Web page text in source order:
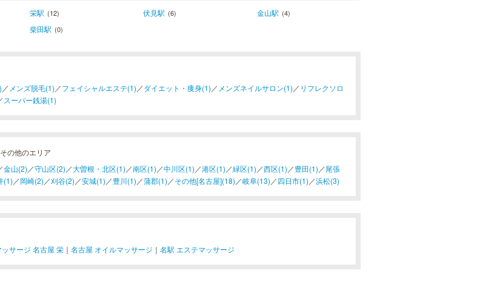
栄駅 (12) 伏見駅 (6) 金山駅 (4)
柴田駅 (0)
／ メンズ脱毛(1) ／フェイシャルエステ(1) ／ダイエット・痩身(1) ／ メンズネイルサロン(1) ／ リフレクソロ
スーパー銭湯(1)
の他のエリア
金山(2) ／守山区(2) ／大曽根・北区(1) ／南区(1) ／中川区(1) ／港区(1) ／緑区(1) ／西区(1) ／豊田(1) ／尾張
(1) ／岡崎(2) ／刈谷(2) ／安城(1) ／豊川(1) ／蒲郡(1) ／その他[名古屋](18) ／岐阜(13) ／四日市(1) ／浜松(3)
ッサージ 名古屋 栄 ｜ 名古屋 オイルマッサージ ｜ 名駅 エステマッサージ